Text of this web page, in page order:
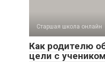
Старшая школа онлайн
Как родителю
цели с